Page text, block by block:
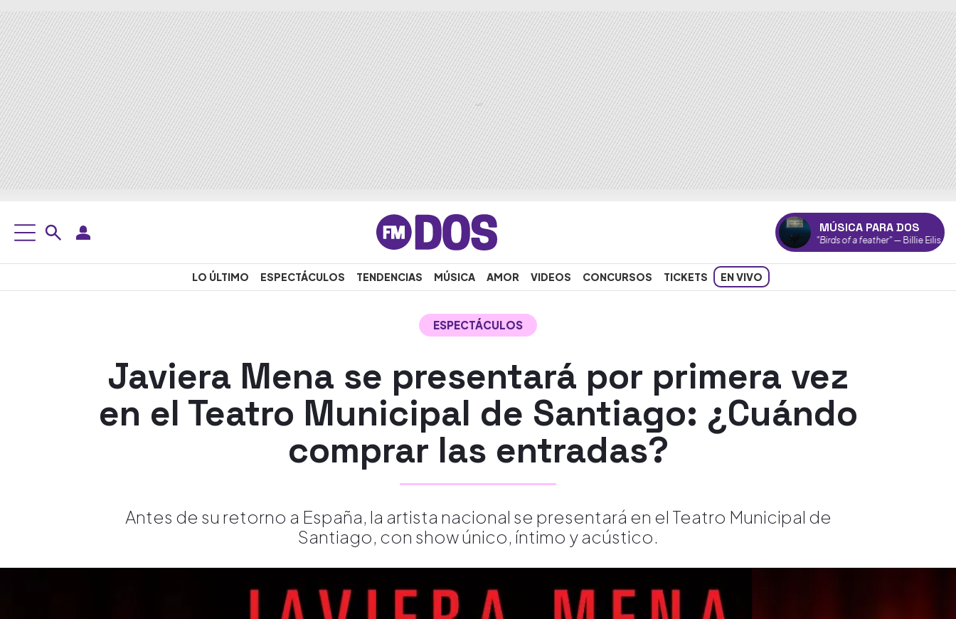
MÚSICA PARA DOS
"Birds of a feather"— Billie Eilish
LO ÚLTIMO ESPECTÁCULOS TENDENCIAS MÚSICA AMOR VIDEOS CONCURSOS TICKETS EN VIVO
ESPECTÁCULOS
Javiera Mena se presentará por primera vez
en el Teatro Municipal de Santiago: ¿Cuándo
comprar las entradas?
Antes de su retorno a España, la artista nacional se presentará en el Teatro Municipal de
Santiago, con show único, íntimo y acústico.